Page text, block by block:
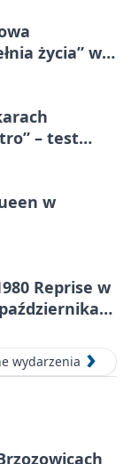
życia” w
– test
w
Reprise w
wydarzenia